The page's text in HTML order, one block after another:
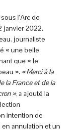
l’Arc de
janvier 2022,
journaliste
« une belle
que « le
». « Merci à la
la France et de la
», a ajouté la
intention de
en annulation et un